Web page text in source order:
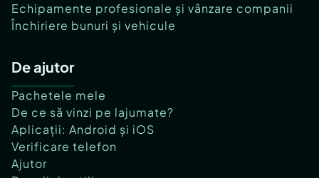
Echipamente profesionale și vânzare companii
Închiriere bunuri și vehicule
De ajutor
Pachetele mele
De ce să vinzi pe lajumate?
Aplicații: Android și iOS
Verificare telefon
Ajutor